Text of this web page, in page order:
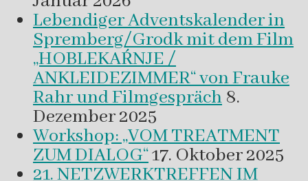
Lebendiger Adventskalender in
Spremberg/Grodk mit dem Film
„HOBLEKAŔNJE /
ANKLEIDEZIMMER“ von Frauke
Rahr und Filmgespräch 8.
Dezember 2025
Workshop: „VOM TREATMENT
ZUM DIALOG“17. Oktober 2025
21. NETZWERKTREFFEN IM